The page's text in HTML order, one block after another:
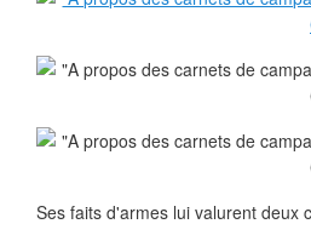
Ses faits d'armes lui valurent deux